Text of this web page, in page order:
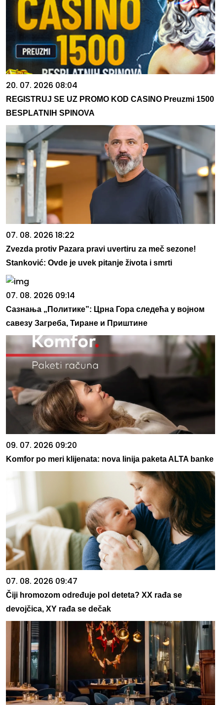
20. 07. 2026 08:04
REGISTRUJ SE UZ PROMO KOD CASINO Preuzmi 1500
BESPLATNIH SPINOVA
07. 08. 2026 18:22
Zvezda protiv Pazara pravi uvertiru za meč sezone!
Stanković: Ovde je uvek pitanje života i smrti
07. 08. 2026 09:14
Сазнања „Политике”: Црна Гора следећа у војном
савезу Загреба, Тиране и Приштине
09. 07. 2026 09:20
Komfor po meri klijenata: nova linija paketa ALTA banke
07. 08. 2026 09:47
Čiji hromozom određuje pol deteta? XX rađa se
devojčica, XY rađa se dečak